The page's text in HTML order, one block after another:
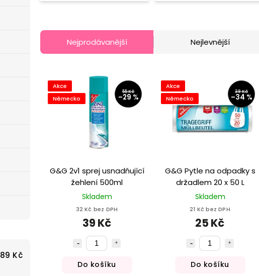
89 Kč
Nejprodávanější Nejlevnější
Akce
Německo
55 Kč
–29 %
G&G 2v1 sprej usnadňující
žehlení 500ml
Skladem
32 Kč bez DPH
39 Kč
Do košíku
Akce
Německo
38 Kč
–34 %
G&G Pytle na odpadky s
držadlem 20 x 50 L
Skladem
21 Kč bez DPH
25 Kč
Do košíku